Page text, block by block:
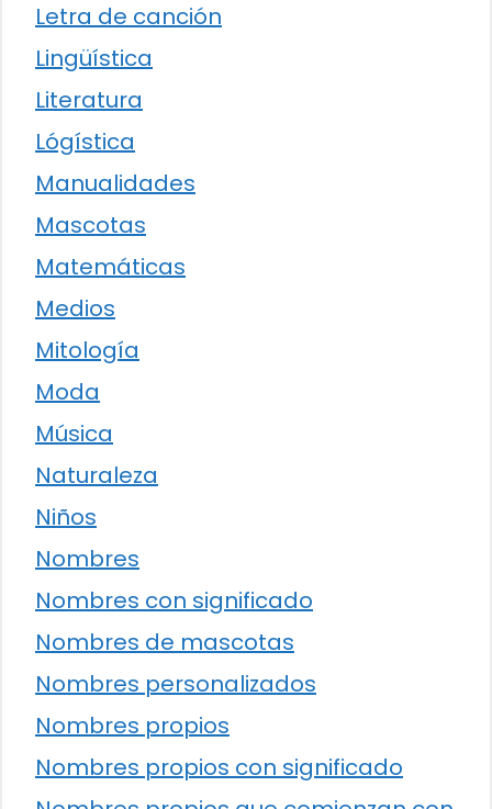
Letra de canción
Lingüística
Literatura
Lógística
Manualidades
Mascotas
Matemáticas
Medios
Mitología
Moda
Música
Naturaleza
Niños
Nombres
Nombres con significado
Nombres de mascotas
Nombres personalizados
Nombres propios
Nombres propios con significado